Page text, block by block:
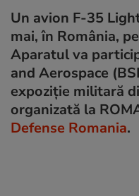
Un avion F-35
mai, în România,
Aparatul va
and Aerospace
expoziție militară
organizată la
Defense Romania.